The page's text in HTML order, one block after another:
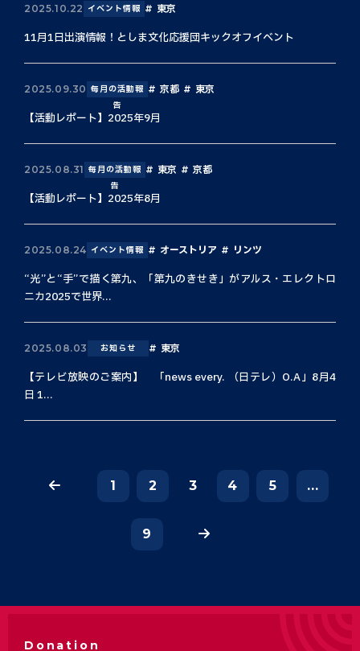
2025.10.22 イベント情報 東京
11月1日出演情報！としま文化応援団キックオフイベント
2025.09.30 毎月の活動報
告
京都 東京
【活動レポート】2025年9月
2025.08.31 毎月の活動報
告
東京 京都
【活動レポート】2025年8月
2025.08.24 イベント情報 オーストリア リンツ
“光”と“手”で描く第九、「第九のきせき」がアルス・エレクトロ
ニカ2025で世界...
2025.08.03 お知らせ 東京
【テレビ放映のご案内】 「news every. （日テレ）O.A」8月4
日 1...
1 2 3 4 5 ...
9
Donation